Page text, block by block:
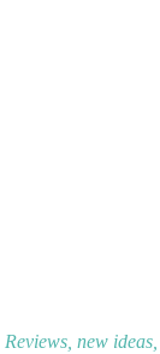
Reviews, new